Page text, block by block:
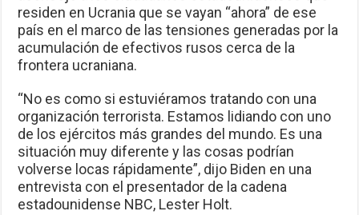
residen en Ucrania que se vayan “ahora” de ese
país en el marco de las tensiones generadas por la
acumulación de efectivos rusos cerca de la
frontera ucraniana.
“No es como si estuviéramos tratando con una
organización terrorista. Estamos lidiando con uno
de los ejércitos más grandes del mundo. Es una
situación muy diferente y las cosas podrían
volverse locas rápidamente”, dijo Biden en una
entrevista con el presentador de la cadena
estadounidense NBC, Lester Holt.